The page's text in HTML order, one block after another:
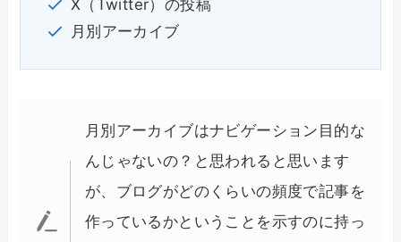
X（Twitter）の投稿
月別アーカイブ
月別アーカイブはナビゲーション目的な
んじゃないの？と思われると思います
が、ブログがどのくらいの頻度で記事を
作っているかということを示すのに持っ